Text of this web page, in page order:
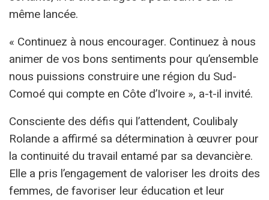
même lancée.
« Continuez à nous encourager. Continuez à nous
animer de vos bons sentiments pour qu’ensemble
nous puissions construire une région du Sud-
Comoé qui compte en Côte d’Ivoire », a-t-il invité.
Consciente des défis qui l’attendent, Coulibaly
Rolande a affirmé sa détermination à œuvrer pour
la continuité du travail entamé par sa devancière.
Elle a pris l’engagement de valoriser les droits des
femmes, de favoriser leur éducation et leur